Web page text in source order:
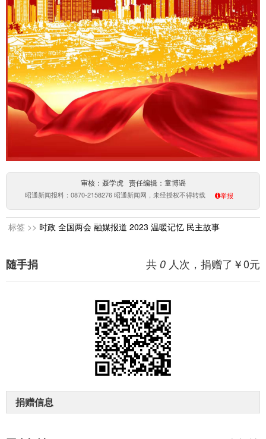
审核：聂学虎 责任编辑：童博谣
昭通新闻报料：0870-2158276 昭通新闻网，未经授权不得转载 举报
标签 >> 时政 全国两会 融媒报道 2023 温暖记忆 民主故事
共 0 人次，捐赠了￥0元
随手捐
捐赠信息